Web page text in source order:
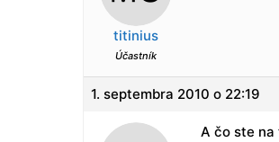
titinius
Účastník
1. septembra 2010 o 22:19
A čo ste